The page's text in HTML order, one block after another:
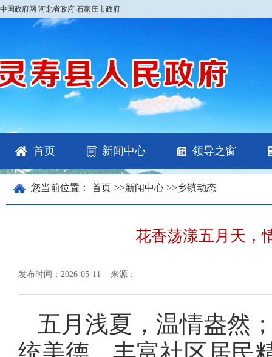
中国政府网 河北省政府 石家庄市政府
首页 新闻中心 领导之窗
您当前位置： 首页 >>新闻中心 >>乡镇动态
花香荡漾五月天，
发布时间：2026-05-11 来源：
五月浅夏，温情盎然